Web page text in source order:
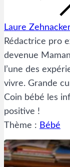
Laure
Rédactrice pro
devenue
l’une des
vivre. Grande
Coin bébé les
positive !
Thème : Bébé